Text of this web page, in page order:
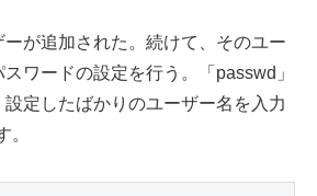
が追加された。続けて、そのユー
ワードの設定を行う。「passwd」
定したばかりのユーザー名を入力
。